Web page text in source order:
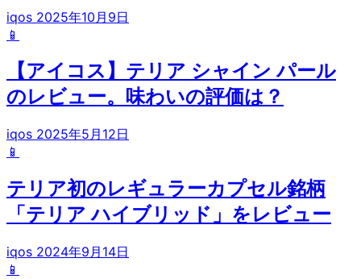
iqos 2025年10月9日
📱
【アイコス】テリア シャイン パール
のレビュー。味わいの評価は？
iqos 2025年5月12日
📱
テリア初のレギュラーカプセル銘柄
「テリア ハイブリッド」をレビュー
iqos 2024年9月14日
📱